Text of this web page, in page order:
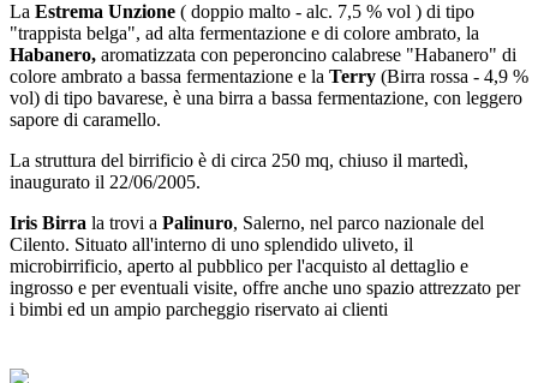
La Estrema Unzione ( doppio malto - alc. 7,5 % vol ) di tipo
"trappista belga", ad alta fermentazione e di colore ambrato, la
Habanero, aromatizzata con peperoncino calabrese "Habanero" di
colore ambrato a bassa fermentazione e la Terry (Birra rossa - 4,9 %
vol) di tipo bavarese, è una birra a bassa fermentazione, con leggero
sapore di caramello.
La struttura del birrificio è di circa 250 mq, chiuso il martedì,
inaugurato il 22/06/2005.
Iris Birra la trovi a Palinuro, Salerno, nel parco nazionale del
Cilento. Situato all'interno di uno splendido uliveto, il
microbirrificio, aperto al pubblico per l'acquisto al dettaglio e
ingrosso e per eventuali visite, offre anche uno spazio attrezzato per
i bimbi ed un ampio parcheggio riservato ai clienti